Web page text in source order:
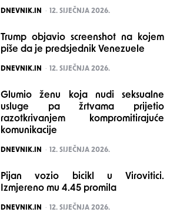
POSTED
DNEVNIK.IN 12. SIJEČNJA 2026.
Trump objavio screenshot na kojem
piše da je predsjednik Venezuele
POSTED
DNEVNIK.IN 12. SIJEČNJA 2026.
Glumio ženu koja nudi seksualne
usluge pa žrtvama prijetio
razotkrivanjem kompromitirajuće
komunikacije
POSTED
DNEVNIK.IN 12. SIJEČNJA 2026.
Pijan vozio bicikl u Virovitici.
Izmjereno mu 4.45 promila
POSTED
DNEVNIK.IN 12. SIJEČNJA 2026.